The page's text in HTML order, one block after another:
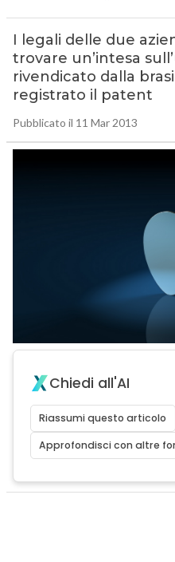
I legali delle due
trovare un’intesa
rivendicato dalla
registrato il patent
Pubblicato il 11 Mar 2013
Chiedi all'AI
Riassumi questo articolo
Approfondisci con altre